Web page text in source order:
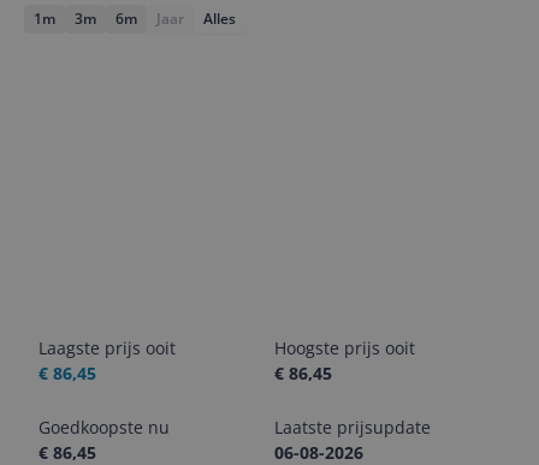
1m 3m 6m Jaar Alles
Laagste prijs ooit
€ 86,45
Hoogste prijs ooit
€ 86,45
Goedkoopste nu
€ 86,45
Laatste prijsupdate
06-08-2026